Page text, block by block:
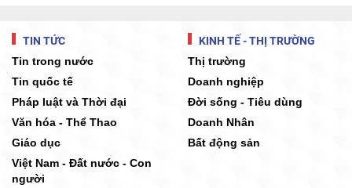
TIN TỨC
Tin trong nước
Tin quốc tế
Pháp luật và Thời đại
Văn hóa - Thể Thao
Giáo dục
Việt Nam - Đất nước - Con
người
KINH TẾ - THỊ TRƯỜNG
Thị trường
Doanh nghiệp
Đời sống - Tiêu dùng
Doanh Nhân
Bất động sản